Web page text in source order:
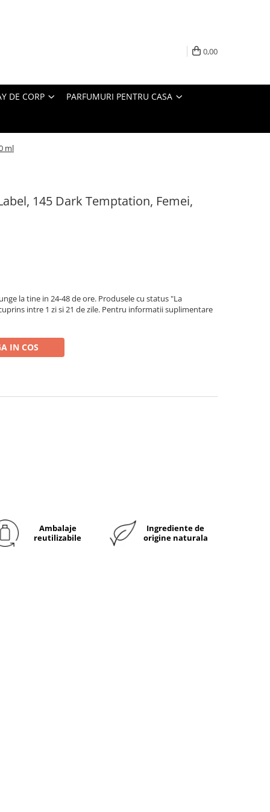
0,00
DE CORP PARFUMURI PENTRU CASA
ml
145 Dark Temptation, Femei,
la tine in 24-48 de ore. Produsele cu status "La
intre 1 zi si 21 de zile. Pentru informatii suplimentare
IN COS
Ambalaje
reutilizabile
Ingrediente de
origine naturala